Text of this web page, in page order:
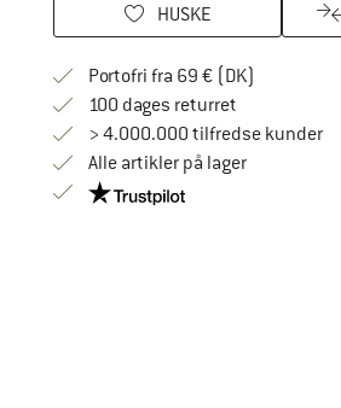
HUSKE
Portofri fra 69 € (DK)
100 dages returretGå til
> 4.000.000 tilfredse kunder
Alle artikler på lager
Vi er Trustpilot-